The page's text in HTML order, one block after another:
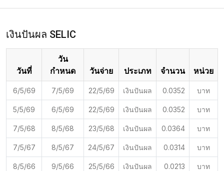
เงินปันผล SELIC
วันที่
วัน
กำหนด
วันจ่าย ประเภท จำนวน หน่วย
6/5/69 7/5/69 22/5/69 เงินปันผล 0.0352 บาท
5/5/69 6/5/69 22/5/69 เงินปันผล 0.0352 บาท
7/5/68 8/5/68 23/5/68 เงินปันผล 0.0364 บาท
7/5/67 8/5/67 24/5/67 เงินปันผล 0.0314 บาท
8/5/66 9/5/66 25/5/66 เงินปันผล 0.0213 บาท